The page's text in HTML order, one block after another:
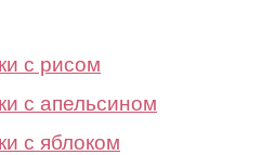
с рисом
с апельсином
с яблоком